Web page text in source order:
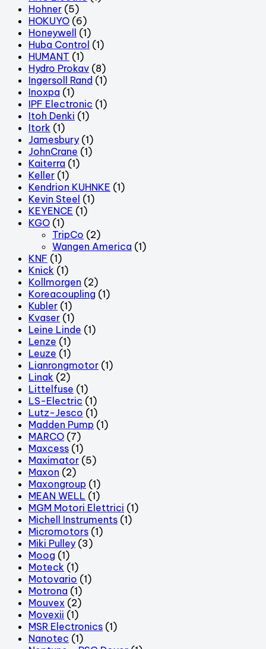
Hohner (5)
HOKUYO (6)
Honeywell (1)
Huba Control (1)
HUMANT (1)
Hydro Prokav (8)
Ingersoll Rand (1)
Inoxpa (1)
IPF Electronic (1)
Itoh Denki (1)
Itork (1)
Jamesbury (1)
JohnCrane (1)
Kaiterra (1)
Keller (1)
Kendrion KUHNKE (1)
Kevin Steel (1)
KEYENCE (1)
KGO (1)
TripCo (2)
Wangen America (1)
KNF (1)
Knick (1)
Kollmorgen (2)
Koreacoupling (1)
Kubler (1)
Kvaser (1)
Leine Linde (1)
Lenze (1)
Leuze (1)
Lianrongmotor (1)
Linak (2)
Littelfuse (1)
LS-Electric (1)
Lutz-Jesco (1)
Madden Pump (1)
MARCO (7)
Maxcess (1)
Maximator (5)
Maxon (2)
Maxongroup (1)
MEAN WELL (1)
MGM Motori Elettrici (1)
Michell Instruments (1)
Micromotors (1)
Miki Pulley (3)
Moog (1)
Moteck (1)
Motovario (1)
Motrona (1)
Mouvex (2)
Movexii (1)
MSR Electronics (1)
Nanotec (1)